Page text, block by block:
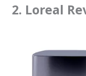
2. Loreal